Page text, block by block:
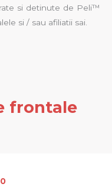
si detinute de Peli™
si / sau afiliatii sai.
frontale